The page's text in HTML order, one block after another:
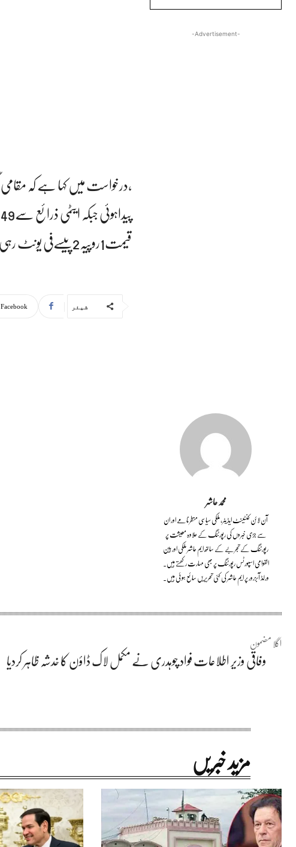
قیمت1روپیہ2پیسےفی یونٹ رہی۔
شیئر Facebook
-Advertisement-
محمد حاشر
آن لائن کنٹینٹ ایڈیٹر، ملکی سیاسی منظر نامے اور ان
سے جڑی خبروں کی رپورٹنگ کے علاوہ معیشت پر
رپورٹنگ کے تجربے کے ساتھ ایم حاشر ملکی اور بین
القوامی اسپورٹس رپورٹنگ پر بھی مہارت رکھتے ہیں۔
ورلڈ آبزرور پر ایم حاشر کی کئی تحریریں سائع ہوئی ہیں۔
اگلا مضمون
وفاقی وزیر اطلاعات فواد چوہدری نے مکمل لاک ڈاؤن کا خدشہ ظاہر کردیا
مزید خبریں